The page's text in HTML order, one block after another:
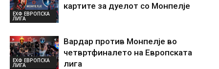
ЕХФ ЕВРОПСКА
ЛИГА
картите за дуелот со Монпелје
ЕХФ ЕВРОПСКА
ЛИГА
Вардар против Монпелје во
четвртфиналето на Европската
лига